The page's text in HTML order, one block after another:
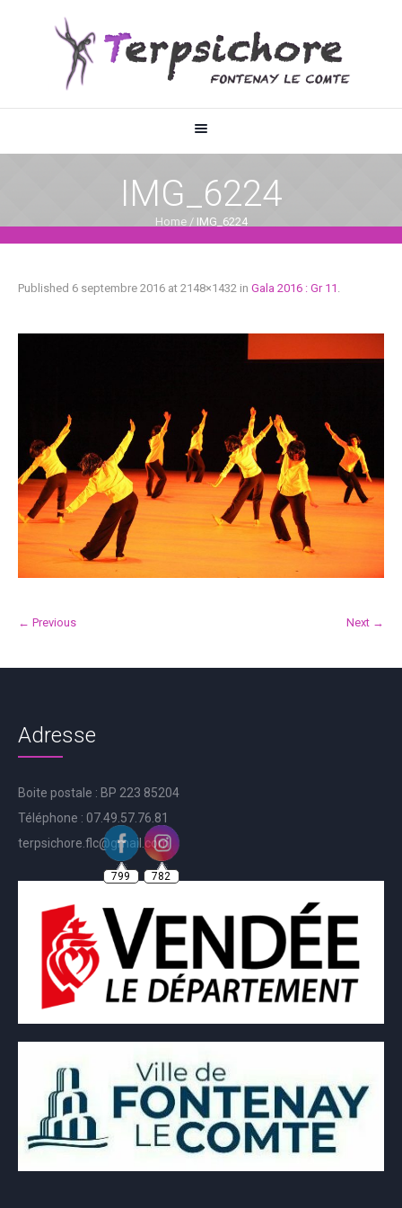
IMG_6224
Home / IMG_6224
Published 6 septembre 2016 at 2148×1432 in Gala 2016 : Gr 11 .
← Previous Next →
Adresse
Boite postale : BP 223 85204
Téléphone : 07.49.57.76.81
terpsichore.flc@gmail.com
799 782